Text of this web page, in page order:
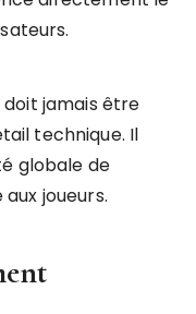
jamais être
technique. Il
globale de
joueurs.